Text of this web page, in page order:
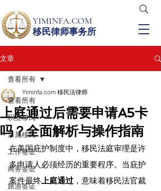
YIMINFA.COM
移民律师事务所
文章
查看所有
职业移民
亲属移民
工作签证
商务签证
旅游签证
查看所有
上庭通过后需要申请A5卡
吗？全面解析与操作指南
Yiminfa.com 移民法律师
在美国庇护制度中，移民法庭审理是许
多申请人必须经历的重要程序。当庇护
案件最终上庭通过 ，意味着移民法官裁